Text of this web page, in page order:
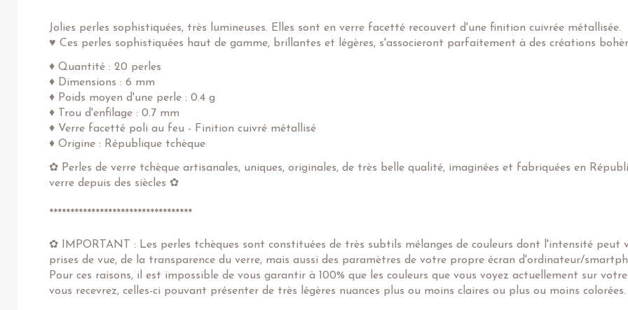
Jolies perles sophistiquées, très lumineuses. Elles sont en verre facetté recouvert d'une finition cuivrée métallisée.
♥ Ces perles sophistiquées haut de gamme, brillantes et légères, s'associeront parfaitement à des créations
♦ Quantité : 20 perles
♦ Dimensions : 6 mm
♦ Poids moyen d'une perle : 0.4 g
♦ Trou d'enfilage : 0.7 mm
♦ Verre facetté poli au feu - Finition cuivré métallisé
♦ Origine : République tchèque
✿ Perles de verre tchèque artisanales, uniques, originales, de très belle qualité, imaginées et fabriquées en
verre depuis des siècles ✿
**********************************
✿ IMPORTANT : Les perles tchèques sont constituées de très subtils mélanges de couleurs dont l'intensité
prises de vue, de la transparence du verre, mais aussi des paramètres de votre propre écran d'ordinateur/
Pour ces raisons, il est impossible de vous garantir à 100% que les couleurs que vous voyez actuellement sur
vous recevrez, celles-ci pouvant présenter de très légères nuances plus ou moins claires ou plus ou moins colorées.